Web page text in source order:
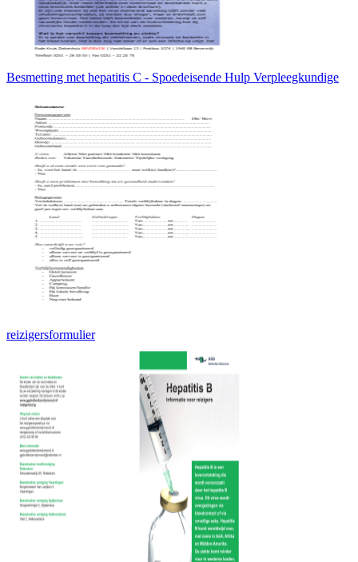
Besmetting met hepatitis C - Spoedeisende Hulp Verpleegkundige
reizigersformulier